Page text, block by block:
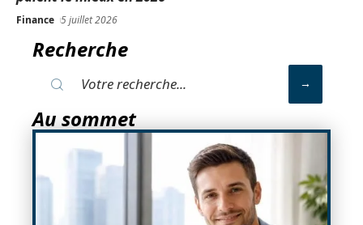
Finance 5 juillet 2026
Recherche
Au sommet